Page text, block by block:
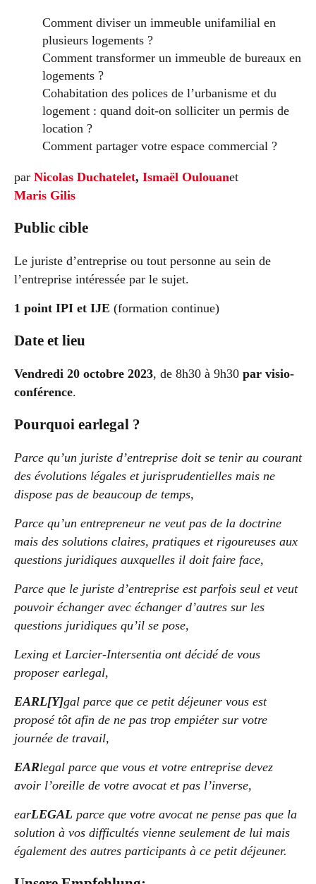
Comment diviser un immeuble unifamilial en
plusieurs logements ?
Comment transformer un immeuble de bureaux en
logements ?
Cohabitation des polices de l’urbanisme et du
logement : quand doit-on solliciter un permis de
location ?
Comment partager votre espace commercial ?
par Nicolas Duchatelet, Ismaël Oulouanet
Maris Gilis
Public cible
Le juriste d’entreprise ou tout personne au sein de
l’entreprise intéressée par le sujet.
1 point IPI et IJE (formation continue)
Date et lieu
Vendredi 20 octobre 2023, de 8h30 à 9h30 par visio-
conférence.
Pourquoi earlegal ?
Parce qu’un juriste d’entreprise doit se tenir au courant
des évolutions légales et jurisprudentielles mais ne
dispose pas de beaucoup de temps,
Parce qu’un entrepreneur ne veut pas de la doctrine
mais des solutions claires, pratiques et rigoureuses aux
questions juridiques auxquelles il doit faire face,
Parce que le juriste d’entreprise est parfois seul et veut
pouvoir échanger avec échanger d’autres sur les
questions juridiques qu’il se pose,
Lexing et Larcier-Intersentia ont décidé de vous
proposer earlegal,
EARL[Y]gal parce que ce petit déjeuner vous est
proposé tôt afin de ne pas trop empiéter sur votre
journée de travail,
EARlegal parce que vous et votre entreprise devez
avoir l’oreille de votre avocat et pas l’inverse,
earLEGAL parce que votre avocat ne pense pas que la
solution à vos difficultés vienne seulement de lui mais
également des autres participants à ce petit déjeuner.